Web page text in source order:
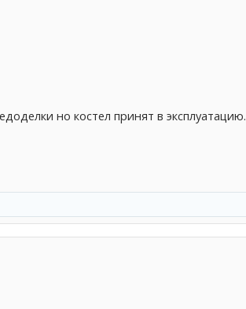
но костел принят в эксплуатацию.